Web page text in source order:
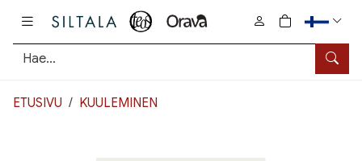
Hae
0
tuotetta
ETUSIVU KUULEMINEN